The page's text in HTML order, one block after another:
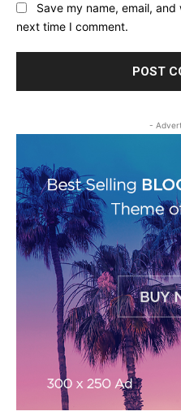
Save my name, email,
next time I comment.
-